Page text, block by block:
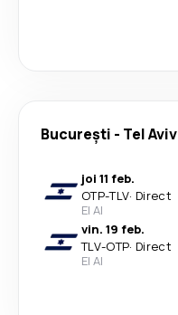
București - Tel Aviv
joi 11 feb.
OTP-TLV· Direct
El Al
vin. 19 feb.
TLV-OTP· Direct
El Al